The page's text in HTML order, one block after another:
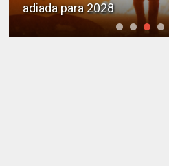
adiada para 2028